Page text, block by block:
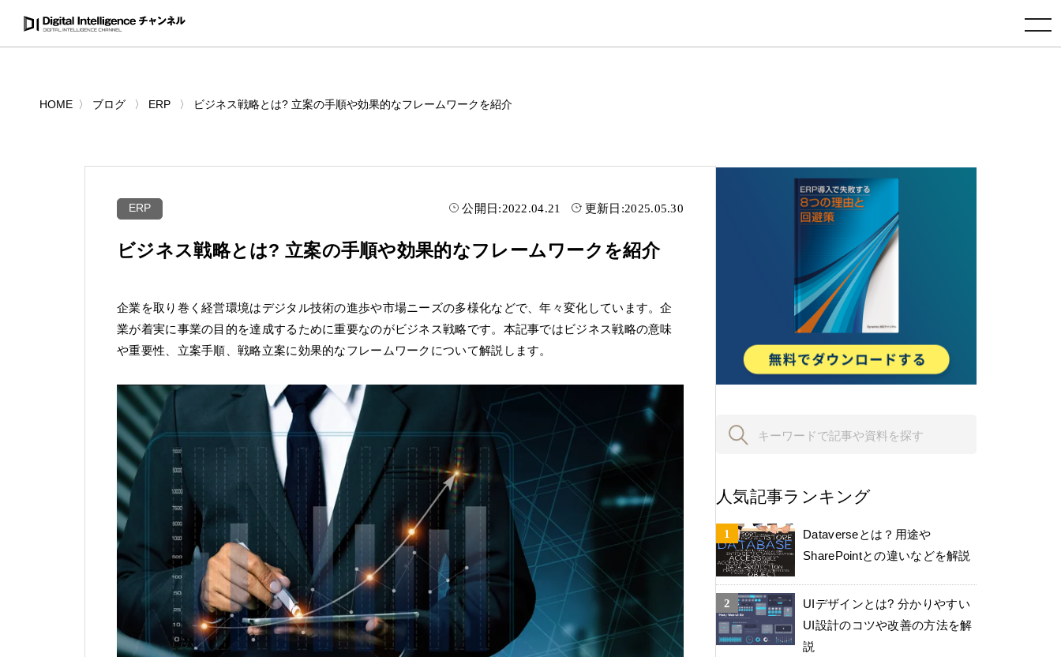
toggle navigation
HOME ブログ ERP ビジネス戦略とは? 立案の手順や効果的なフレームワークを紹介
ERP 公開日:2022.04.21 更新日:2025.05.30
ビジネス戦略とは? 立案の手順や効果的なフレームワークを紹介
企業を取り巻く経営環境はデジタル技術の進歩や市場ニーズの多様化などで、年々変化しています。企
業が着実に事業の目的を達成するために重要なのがビジネス戦略です。本記事ではビジネス戦略の意味
や重要性、立案手順、戦略立案に効果的なフレームワークについて解説します。
人気記事ランキング
Dataverseとは？用途や
SharePointとの違いなどを解説
UIデザインとは? 分かりやすい
UI設計のコツや改善の方法を解
説